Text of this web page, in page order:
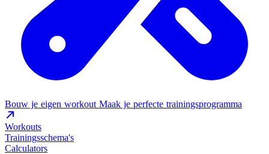
Bouw je eigen workout Maak je perfecte trainingsprogramma
Workouts
Trainingsschema's
Calculators